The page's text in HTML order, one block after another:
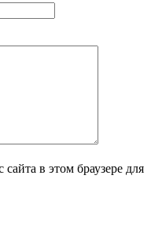
в этом браузере для